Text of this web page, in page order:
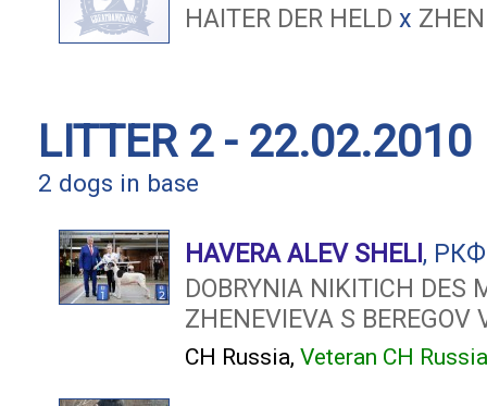
HAITER DER HELD x
LITTER 2 - 22.02.2010
2 dogs in base
HAVERA ALEV SHELI ,
DOBRYNIA NIKITICH DES
ZHENEVIEVA S BEREGOV
CH Russia, Veteran CH Russia